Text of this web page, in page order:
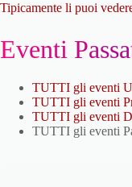
Tipicamente li puoi
Eventi
TUTTI gli eventi
TUTTI gli eventi
TUTTI gli eventi
TUTTI gli eventi